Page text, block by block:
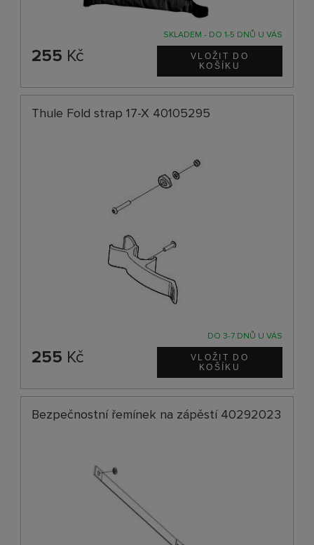
SKLADEM - DO 1-5 DNŮ U VÁS
255 Kč
Thule Fold strap 17-X 40105295
DO 3-7 DNŮ U VÁS
255 Kč
Bezpečnostní řemínek na zápěstí 40292023